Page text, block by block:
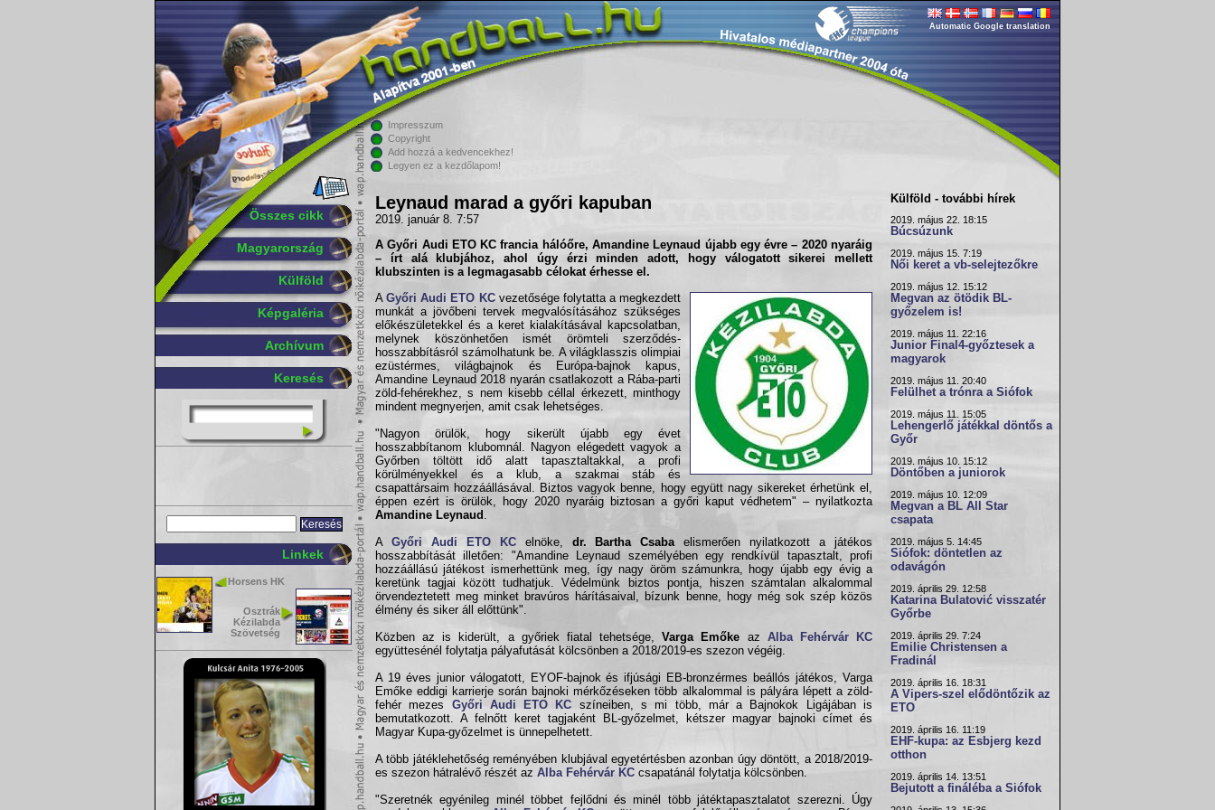
Összes cikk
Magyarország
Külföld
Képgaléria
Archívum
Keresés
Linkek
Horsens HK
Osztrák
Kézilabda
Szövetség
Automatic Google translation
Impresszum
Copyright
Add hozzá a kedvencekhez!
Legyen ez a kezdőlapom!
Leynaud marad a győri kapuban
2019. január 8. 7:57
A Győri Audi ETO KC francia hálóőre, Amandine Leynaud újabb egy évre – 2020 nyaráig
– írt alá klubjához, ahol úgy érzi minden adott, hogy válogatott sikerei mellett
klubszinten is a legmagasabb célokat érhesse el.
AGyőri Audi ETO KCvezetősége folytatta a megkezdett
munkát a jövőbeni tervek megvalósításához szükséges
előkészületekkel és a keret kialakításával kapcsolatban,
melynek köszönhetően ismét örömteli szerződés-
hosszabbításról számolhatunk be. A világklasszis olimpiai
ezüstérmes, világbajnok és Európa-bajnok kapus,
Amandine Leynaud 2018 nyarán csatlakozott a Rába-parti
zöld-fehérekhez, s nem kisebb céllal érkezett, minthogy
mindent megnyerjen, amit csak lehetséges.
"Nagyon örülök, hogy sikerült újabb egy évet
hosszabbítanom klubomnál. Nagyon elégedett vagyok a
Győrben töltött idő alatt tapasztaltakkal, a profi
körülményekkel és a klub, a szakmai stáb és
csapattársaim hozzáállásával. Biztos vagyok benne, hogy együtt nagy sikereket érhetünk el,
éppen ezért is örülök, hogy 2020 nyaráig biztosan a győri kaput védhetem" – nyilatkozta
Amandine Leynaud
A Győri Audi ETO KCelnöke, dr. Bartha Csaba elismerően nyilatkozott a játékos
hosszabbítását illetően: "Amandine Leynaud személyében egy rendkívül tapasztalt, profi
hozzáállású játékost ismerhettünk meg, így nagy öröm számunkra, hogy újabb egy évig a
keretünk tagjai között tudhatjuk. Védelmünk biztos pontja, hiszen számtalan alkalommal
örvendeztetett meg minket bravúros hárításaival, bízunk benne, hogy még sok szép közös
élmény és siker áll előttünk".
Közben az is kiderült, a győriek fiatal tehetsége,Varga Emőke az Alba Fehérvár KC
együttesénél folytatja pályafutását kölcsönben a 2018/2019-es szezon végéig.
A 19 éves junior válogatott, EYOF-bajnok és ifjúsági EB-bronzérmes beállós játékos, Varga
Emőke eddigi karrierje során bajnoki mérkőzéseken több alkalommal is pályára lépett a zöld-
fehér mezes Győri Audi ETO KC színeiben, s mi több, már a Bajnokok Ligájában is
bemutatkozott. A felnőtt keret tagjaként BL-győzelmet, kétszer magyar bajnoki címet és
Magyar Kupa-győzelmet is ünnepelhetett.
A több játéklehetőség reményében klubjával egyetértésben azonban úgy döntött, a 2018/2019-
es szezon hátralévő részét az Alba Fehérvár KC csapatánál folytatja kölcsönben.
"Szeretnék egyénileg minél többet fejlődni és minél több játéktapasztalatot szerezni. Úgy
Külföld - további hírek
2019. május 22. 18:15
Búcsúzunk
2019. május 15. 7:19
Női keret a vb-selejtezőkre
2019. május 12. 15:12
Megvan az ötödik BL-
győzelem is!
2019. május 11. 22:16
Junior Final4-győztesek a
magyarok
2019. május 11. 20:40
Felülhet a trónra a Siófok
2019. május 11. 15:05
Lehengerlő játékkal döntős a
Győr
2019. május 10. 15:12
Döntőben a juniorok
2019. május 10. 12:09
Megvan a BL All Star
csapata
2019. május 5. 14:45
Siófok: döntetlen az
odavágón
2019. április 29. 12:58
Katarina Bulatović visszatér
Győrbe
2019. április 29. 7:24
Emilie Christensen a
Fradinál
2019. április 16. 18:31
A Vipers-szel elődöntőzik az
ETO
2019. április 16. 11:19
EHF-kupa: az Esbjerg kezd
otthon
2019. április 14. 13:51
Bejutott a fináléba a Siófok